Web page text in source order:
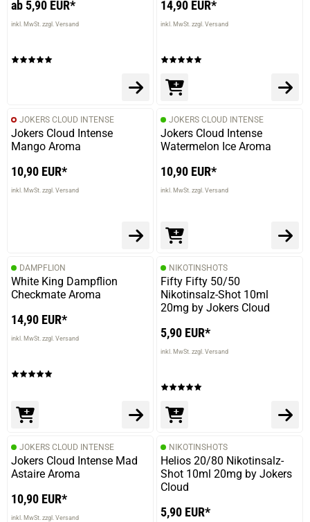
17.03.2026 — via
Trustedshops.de
verifizierter Onlinekauf.
19.02.2026 — viaTrustedshops.de
Jürgen V.
verifizierter Onlinekauf.
Gutes Aroma
ab 5,90 EUR*
inkl. MwSt. zzgl. Versand
14,90 EUR*
inkl. MwSt. zzgl. Versand
JOKERS CLOUD INTENSE
Jokers Cloud Intense
Mango Aroma
10,90 EUR*
inkl. MwSt. zzgl. Versand
JOKERS CLOUD INTENSE
Jokers Cloud Intense
Watermelon Ice Aroma
10,90 EUR*
inkl. MwSt. zzgl. Versand
DAMPFLION
White King Dampflion
Checkmate Aroma
14,90 EUR*
inkl. MwSt. zzgl. Versand
NIKOTINSHOTS
Fifty Fifty 50/50
Nikotinsalz-Shot 10ml
20mg by Jokers Cloud
5,90 EUR*
inkl. MwSt. zzgl. Versand
JOKERS CLOUD INTENSE
Jokers Cloud Intense Mad
Astaire Aroma
10,90 EUR*
inkl. MwSt. zzgl. Versand
NIKOTINSHOTS
Helios 20/80 Nikotinsalz-
Shot 10ml 20mg by Jokers
Cloud
5,90 EUR*